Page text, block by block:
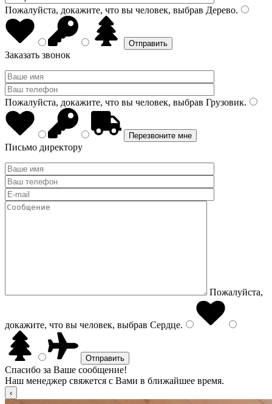
Пожалуйста, докажите, что вы человек, выбрав Дерево.
Заказать звонок
Пожалуйста, докажите, что вы человек, выбрав Грузовик.
Письмо директору
Пожалуйста,
докажите, что вы человек, выбрав Сердце.
Спасибо за Ваше сообщение!
Наш менеджер свяжется с Вами в ближайшее время.